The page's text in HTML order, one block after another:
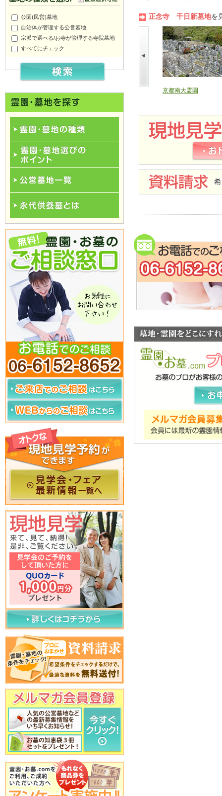
正念寺 千日新墓地を
京都南大霊園
公園(民営)墓地
自治体が管理する公営墓地
宗派で選べる/お寺が管理する寺院墓地
すべてにチェック
霊園･墓地の種類
永代供養一覧